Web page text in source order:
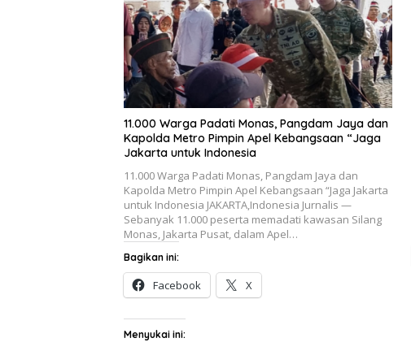
11.000 Warga Padati Monas, Pangdam Jaya dan
Kapolda Metro Pimpin Apel Kebangsaan “Jaga
Jakarta untuk Indonesia
11.000 Warga Padati Monas, Pangdam Jaya dan
Kapolda Metro Pimpin Apel Kebangsaan “Jaga Jakarta
untuk Indonesia JAKARTA,Indonesia Jurnalis —
Sebanyak 11.000 peserta memadati kawasan Silang
Monas, Jakarta Pusat, dalam Apel…
Bagikan ini:
Facebook X
Menyukai ini: